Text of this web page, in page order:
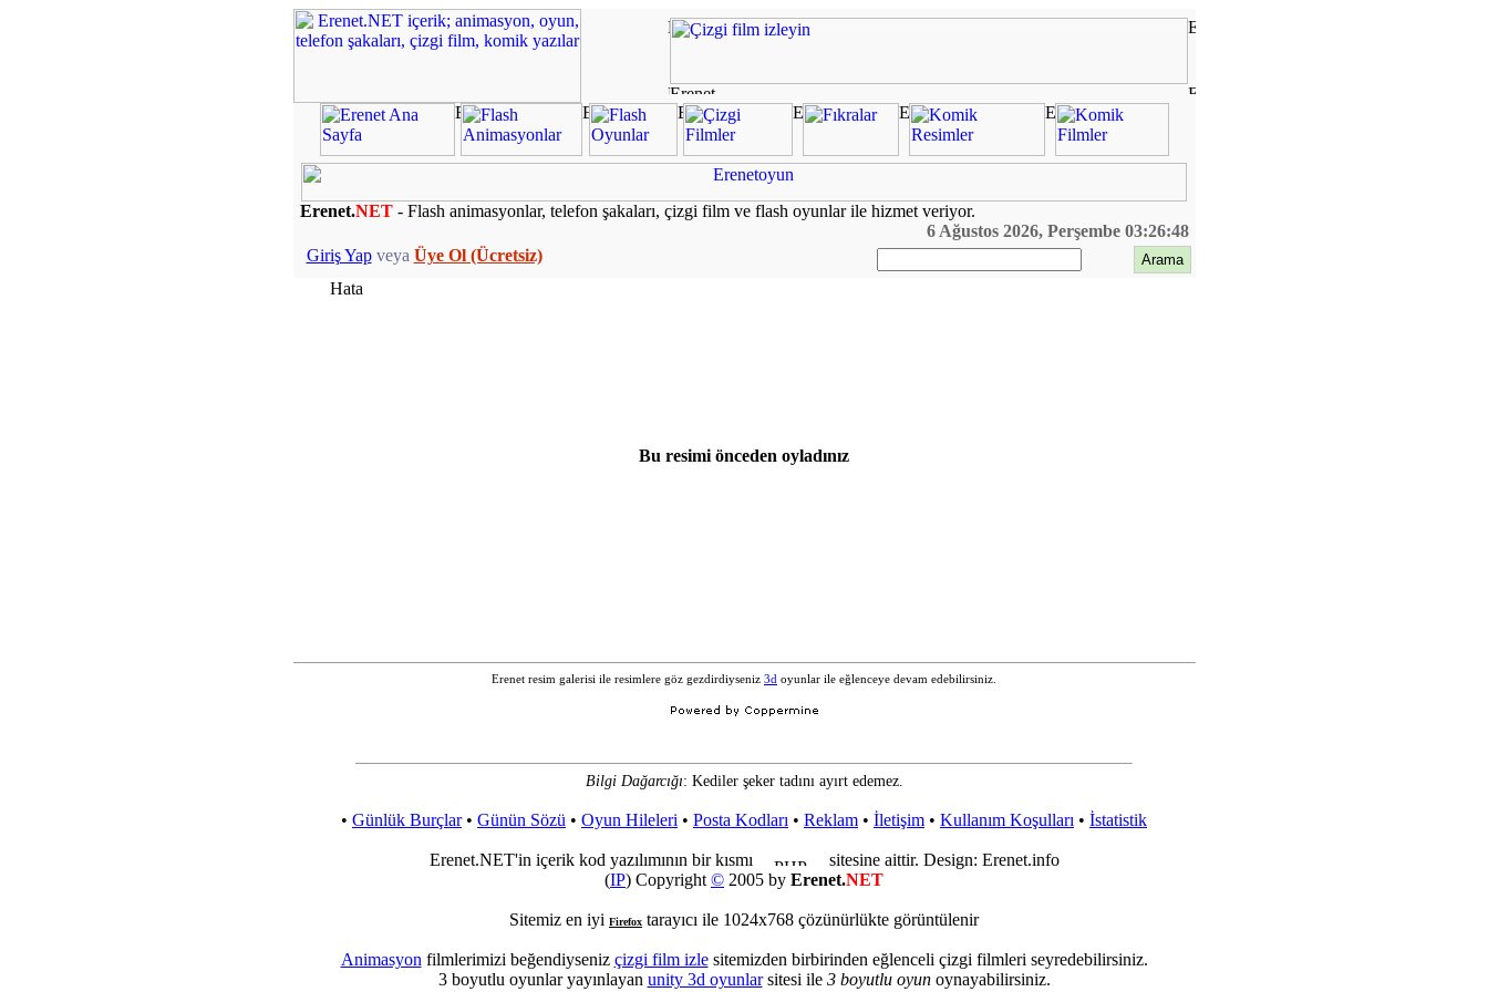
Erenet.NET- Flash animasyonlar, telefon şakaları, çizgi film ve flash oyunlar ile hizmet veriyor.
6 Ağustos 2026, Perşembe 03:26:48
Giriş Yapveya Üye Ol (Ücretsiz)
Hata
Bu resimi önceden oyladınız
Erenet resim galerisi ile resimlere göz gezdirdiyseniz 3d oyunlar ile eğlenceye devam edebilirsiniz.
Bilgi Dağarcığı: Kediler şeker tadını ayırt edemez.
• Günlük Burçlar• Günün Sözü • Oyun Hileleri • Posta Kodları • Reklam • İletişim • Kullanım Koşulları • İstatistik
Erenet.NET'in içerik kod yazılımının bir kısmı
sitesine aittir. Design: Erenet.info
(IP) Copyright © 2005 by Erenet.NET
Sitemiz en iyi Firefox tarayıcı ile 1024x768 çözünürlükte görüntülenir
Animasyon filmlerimizi beğendiyseniz çizgi film izlesitemizden birbirinden eğlenceli çizgi filmleri seyredebilirsiniz.
3 boyutlu oyunlar yayınlayan unity 3d oyunlarsitesi ile 3 boyutlu oyunoynayabilirsiniz.